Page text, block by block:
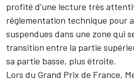
profité d’une lecture très
réglementation technique pour
suspendues dans une zone qui
transition entre la partie
sa partie basse, plus étroite.
Lors du Grand Prix de France,